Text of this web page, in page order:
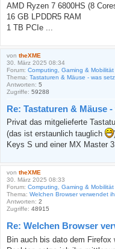
AMD Ryzen 7 6800HS (8
16 GB LPDDR5 RAM
1 TB PCIe ...
von theXME
30. März 2025 08:34
Forum: Computing, Gaming & Mobilität
Thema: Tastaturen & Mäuse - was
Antworten: 5
Zugriffe: 59288
Re: Tastaturen & Mäuse
Privat das mitgelieferte
(das ist erstaunlich tauglich
Keys S und einer MX Master
von theXME
30. März 2025 08:33
Forum: Computing, Gaming & Mobilität
Thema: Welchen Browser verwendet
Antworten: 2
Zugriffe: 48915
Re: Welchen Browser
Bin auch bis dato dem Firefox